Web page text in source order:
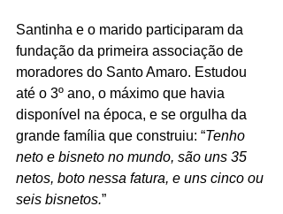
Santinha e o marido participaram da
fundação da primeira associação de
moradores do Santo Amaro. Estudou
até o 3º ano, o máximo que havia
disponível na época, e se orgulha da
grande família que construiu: “Tenho
neto e bisneto no mundo, são uns 35
netos, boto nessa fatura, e uns cinco ou
seis bisnetos.”